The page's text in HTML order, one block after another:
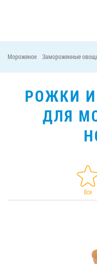
Мороженое Замороженные
РОЖКИ
ДЛЯ
Все